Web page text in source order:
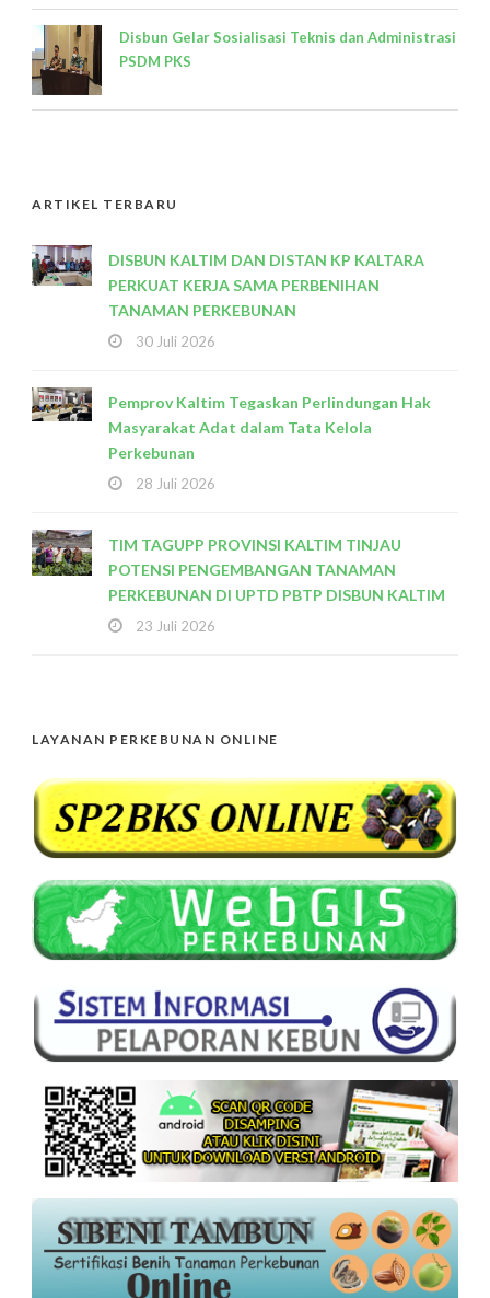
Disbun Gelar Sosialisasi Teknis dan Administrasi
PSDM PKS
ARTIKEL TERBARU
DISBUN KALTIM DAN DISTAN KP KALTARA
PERKUAT KERJA SAMA PERBENIHAN
TANAMAN PERKEBUNAN
30 Juli 2026
Pemprov Kaltim Tegaskan Perlindungan Hak
Masyarakat Adat dalam Tata Kelola
Perkebunan
28 Juli 2026
TIM TAGUPP PROVINSI KALTIM TINJAU
POTENSI PENGEMBANGAN TANAMAN
PERKEBUNAN DI UPTD PBTP DISBUN KALTIM
23 Juli 2026
LAYANAN PERKEBUNAN ONLINE